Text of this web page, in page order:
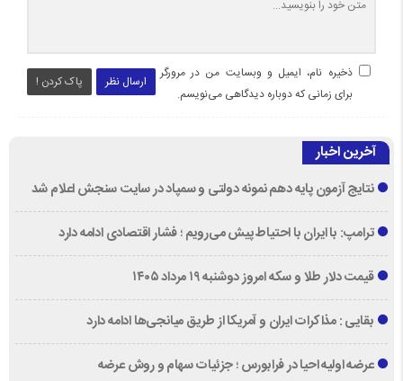
ارسال نظر پاک کردن !
ذخیره نام، ایمیل و وبسایت من در مرورگر
برای زمانی که دوباره دیدگاهی می‌نویسم.
آخرین اخبار
نتایج آزمون پایه دهم نمونه دولتی و سمپاد در سایت سنجش اعلام شد
ترامپ: با ایران با احتیاط پیش می‌رویم ؛ فشار اقتصادی ادامه دارد
قیمت دلار طلا و سکه امروز دوشنبه ۱۹ مرداد ۱۴۰۵
بقایی : مذاکرات ایران و آمریکا از طریق میانجی‌ها ادامه دارد
عرضه اولیه احیا در فرابورس ؛ جزئیات سهام و روش عرضه